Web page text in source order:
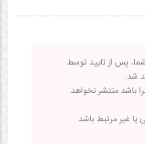
پس از تایید توسط
شد.
باشد منتشر نخواهد
یا غیر مرتبط باشد